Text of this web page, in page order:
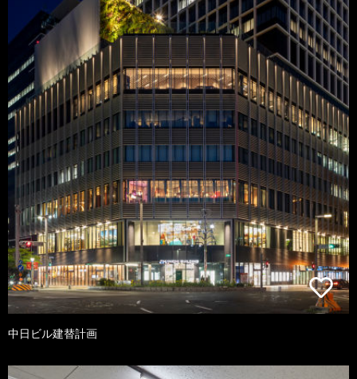
中日ビル建替計画